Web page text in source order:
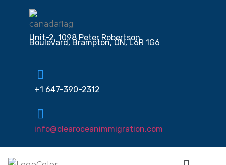
Unit-2, 1098 Peter Robertson
Boulevard, Brampton, ON, L6R 1G6
+1 647-390-2312
info@clearoceanimmigration.com